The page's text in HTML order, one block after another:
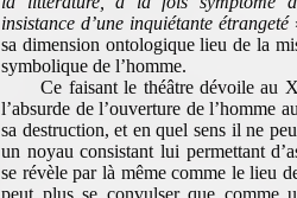
insistance d’une inquiétante étrangeté
sa dimension ontologique lieu de la
symbolique de l’homme.
Ce faisant le théâtre dévoile au
l’absurde de l’ouverture de l’homme
sa destruction, et en quel sens il ne
un noyau consistant lui permettant
se révèle par là même comme le lieu
peut plus se convulser que comme